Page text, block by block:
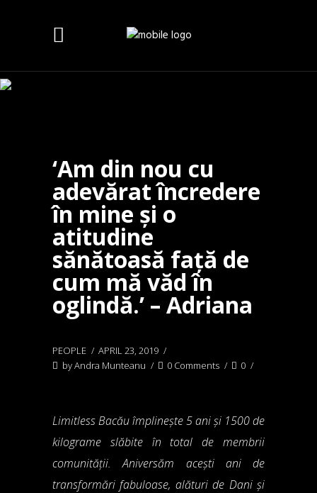
‘Am din nou cu
adevărat încredere
în mine și o
atitudine
sănătoasă față de
cum mă văd în
oglindă.’ – Adriana
PEOPLE
APRIL 23, 2019
byAndra Munteanu 0 Comments 0
Limitless Bacău împlinește 5 ani și 1500 de
kilograme slăbite în total de membrii
comunității. Aniversăm acești ani de
transformări fabuloase, alături de Dani și